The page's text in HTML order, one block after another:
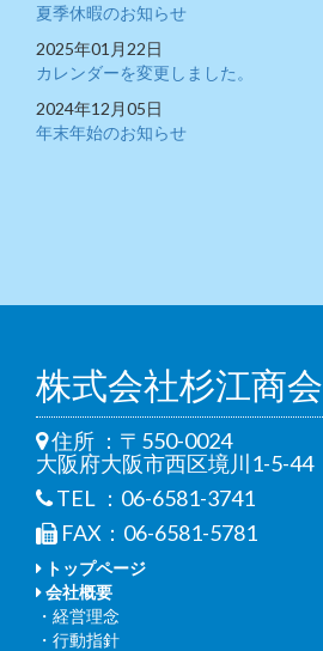
夏季休暇のお知らせ
2025年01月22日
カレンダーを変更しました。
2024年12月05日
年末年始のお知らせ
株式会社杉江商会
住所 ：〒550-0024
大阪府大阪市西区境川1-5-44
TEL ：06-6581-3741
FAX：06-6581-5781
トップページ
会社概要
・経営理念
・行動指針